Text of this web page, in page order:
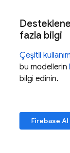
fazla bilgi
Çeşitli
bu modellerin
bilgi edinin.
Firebase